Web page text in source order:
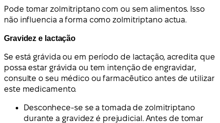
Pode tomar zolmitriptano com ou sem alimentos. Isso
não influencia a forma como zolmitriptano actua.
Gravidez e lactação
Se está grávida ou em período de lactação, acredita que
possa estar grávida ou tem intenção de engravidar,
consulte o seu médico ou farmacêutico antes de utilizar
este medicamento.
Desconhece-se se a tomada de zolmitriptano
durante a gravidez é prejudicial. Antes de tomar